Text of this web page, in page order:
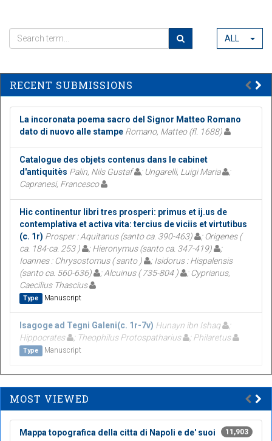
ALL
RECENT SUBMISSIONS
La incoronata poema sacro del Signor Matteo Romano
dato di nuovo alle stampe Romano, Matteo (fl. 1688)
Catalogue des objets contenus dans le cabinet
d'antiquitès Palin, Nils Gustaf ; Ungarelli, Luigi Maria
;
Capranesi, Francesco
Hic continentur libri tres prosperi: primus et ij.us de
contemplativa et activa vita: tercius de viciis et virtutibus
(c. 1r) Prosper : Aquitanus (santo ca. 390-463)
; Origenes (
ca. 184-ca. 253 )
; Hieronymus (santo ca. 347-419)
;
Ioannes : Chrysostomus ( santo )
; Isidorus : Hispalensis
(santo ca. 560-636)
; Alcuinus ( 735-804 )
; Cyprianus,
Caecilius Thascius
Type Manuscript
Isagoge ad Tegni Galeni(c. 1r-7v) Hunayn ibn Ishaq
Hippocrates
; Theophilus Protospatharius ; Philaretus
Type Manuscript
MOST VIEWED
11,903
Mappa topografica della citta di Napoli e de' suoi